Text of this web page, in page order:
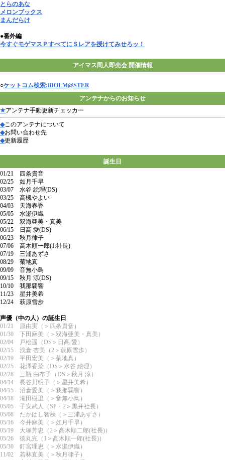
とらのあな
メロンブックス
まんだらけ
●番外編
今すぐモゲマスＰすべてにＳレアを授けてみせろッ！
アイマス同人即売会 開催情報
○ケットコム検索:iDOLM@STER
アンテナからのお知らせ
★アンテナ手動更新チェッカー
◆このアンテナについて
◆お問い合わせ先
◆更新履歴
誕生日
01/21 四条貴音
02/25 如月千早
03/07 水谷 絵理(DS)
03/25 高槻やよい
04/03 天海春香
05/05 水瀬伊織
05/22 双海亜美・真美
06/15 日高 愛(DS)
06/23 秋月律子
07/06 高木順一郎(1:社長)
07/19 三浦あずさ
08/29 菊地真
09/09 音無小鳥
09/15 秋月 涼(DS)
10/10 我那覇響
11/23 星井美希
12/24 萩原雪歩
声優（中の人）の誕生日
01/21 原由実（＞四条貴音）
01/30 下田麻美（＞双海亜美・真美）
02/04 戸松遥（DS＞日高 愛）
02/15 浅倉 杏美（2＞萩原雪歩）
02/19 平田宏美（＞菊地真）
02/25 花澤香菜（DS＞水谷 絵理）
02/28 三瓶 由布子（DS＞秋月 涼）
04/14 長谷川明子（＞星井美希）
04/15 沼倉愛美（＞我那覇響）
04/18 滝田樹里（＞音無小鳥）
05/05 子安武人（SP・2＞黒井社長）
05/08 たかはし智秋（＞三浦あずさ）
05/16 今井麻美（＞如月千早）
05/19 大塚芳忠（2＞高木順二郎(社長)）
05/26 徳丸完（1＞高木順一郎(社長)）
05/30 釘宮理恵（＞水瀬伊織）
11/02 若林直美（＞秋月律子）